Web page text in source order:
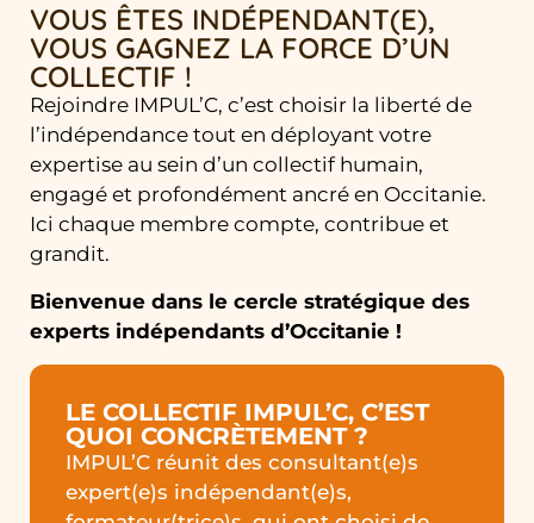
VOUS ÊTES INDÉPENDANT(E),
VOUS GAGNEZ LA FORCE D’UN
COLLECTIF !
Rejoindre IMPUL’C, c’est choisir la liberté de
l’indépendance tout en déployant votre
expertise au sein d’un collectif humain,
engagé et profondément ancré en Occitanie.
Ici chaque membre compte, contribue et
grandit.
Bienvenue dans le cercle stratégique des
experts indépendants d’Occitanie !
LE COLLECTIF IMPUL’C, C’EST
QUOI CONCRÈTEMENT ?
IMPUL’C réunit des consultant(e)s
expert(e)s indépendant(e)s,